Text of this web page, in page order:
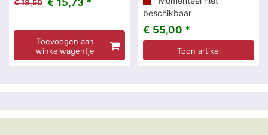
€ 18,50
Toevoegen aan
winkelwagentje
beschikbaar
€ 55,00 *
Toon artikel